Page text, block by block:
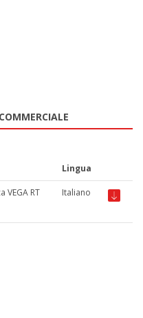
Lingua
VEGA RT
Italiano